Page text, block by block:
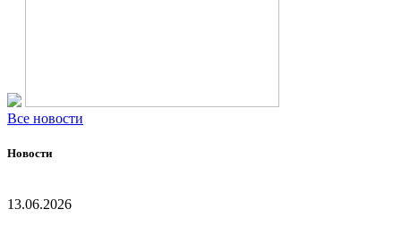
Все новости
Новости
13.06.2026